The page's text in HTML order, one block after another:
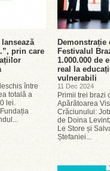
prin care
între
totală a
lei.
Demonstrație
Festivalul
1.000.000 de
real la
vulnerabili
11 Dec 2024
Primii trei brazi
Apărătoarea
Crăciunului:
de Doina
Le Store și
Ștefaniei...